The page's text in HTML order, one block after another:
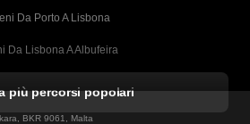
Da Porto A Lisbona
Da Lisbona A Albufeira
Da Lisbona A Lagos
più percorsi popolari
BKR 9061, Malta